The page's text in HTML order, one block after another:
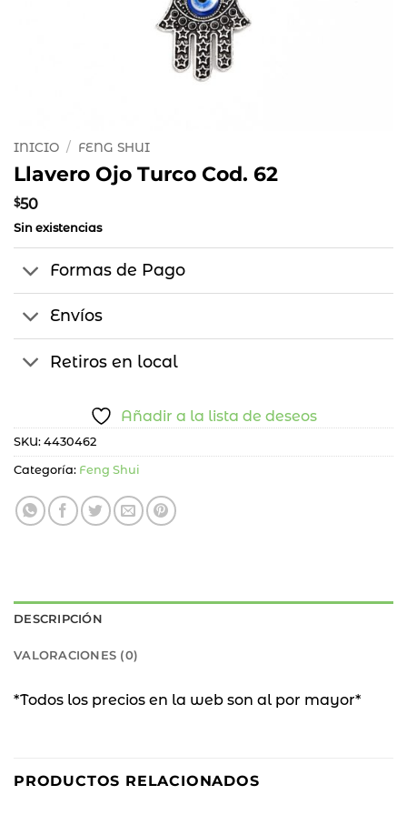
INICIO / FENG SHUI
Llavero Ojo Turco Cod. 62
$50
Sin existencias
Formas de Pago
Envíos
Retiros en local
Añadir a la lista de deseos
SKU: 4430462
Categoría: Feng Shui
DESCRIPCIÓN
VALORACIONES (0)
*Todos los precios en la web son al por mayor*
PRODUCTOS RELACIONADOS